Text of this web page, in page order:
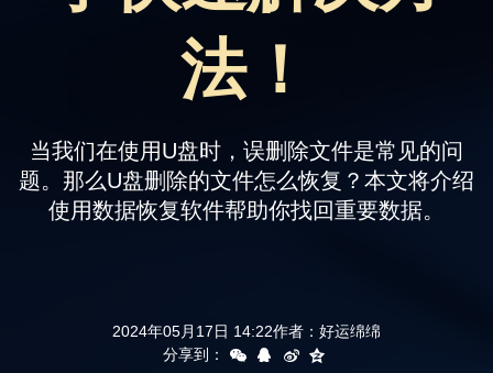
法！
当我们在使用U盘时，误删除文件是常见的问
题。那么U盘删除的文件怎么恢复？本文将介绍
使用数据恢复软件帮助你找回重要数据。
2024年05月17日 14:22作者： 好运绵绵
分享到：